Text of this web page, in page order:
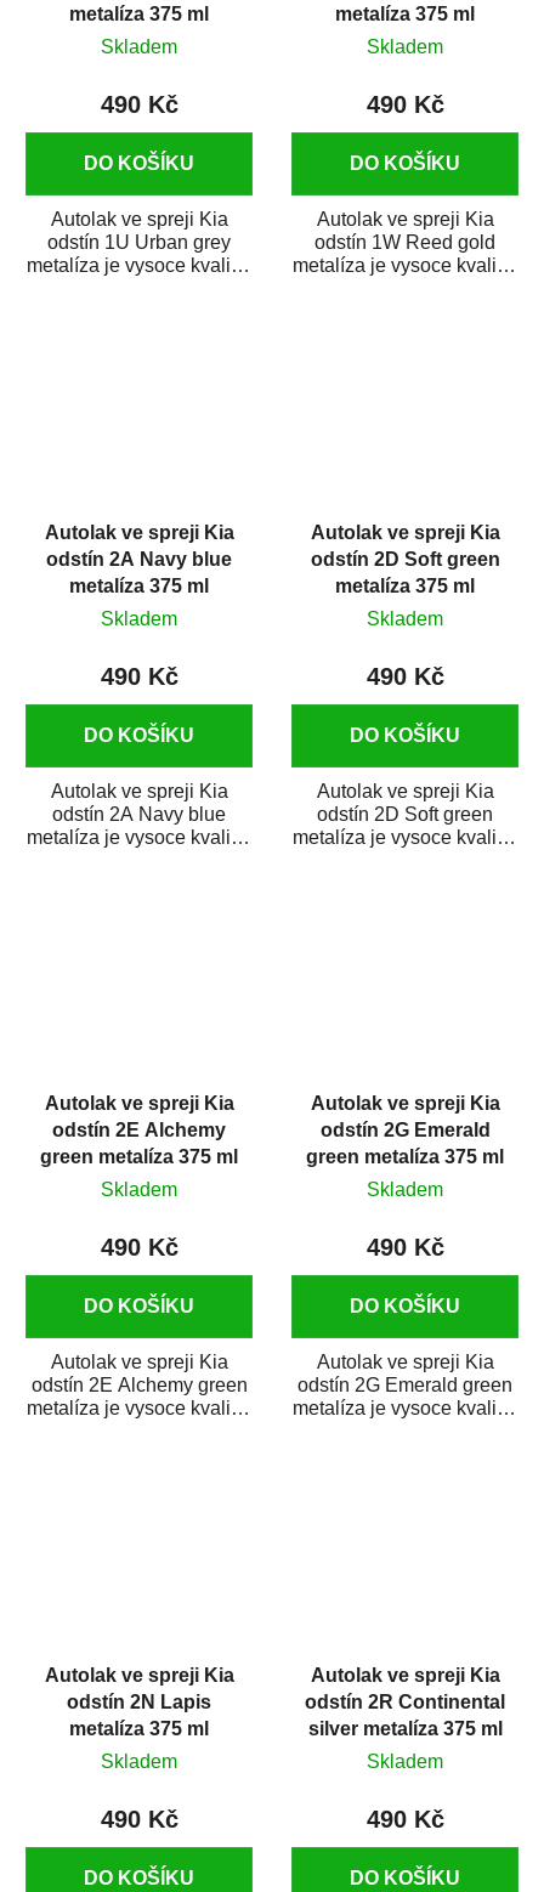
metalíza 375 ml
Skladem
490 Kč
DO KOŠÍKU
Autolak ve spreji Kia
odstín 1U Urban grey
metalíza je vysoce kvalitní
metalíza 375 ml
Skladem
490 Kč
DO KOŠÍKU
Autolak ve spreji Kia
odstín 1W Reed gold
metalíza je vysoce kvalitní
Autolak ve spreji Kia
odstín 2A Navy blue
metalíza 375 ml
Skladem
490 Kč
DO KOŠÍKU
Autolak ve spreji Kia
odstín 2A Navy blue
metalíza je vysoce kvalitní
Autolak ve spreji Kia
odstín 2D Soft green
metalíza 375 ml
Skladem
490 Kč
DO KOŠÍKU
Autolak ve spreji Kia
odstín 2D Soft green
metalíza je vysoce kvalitní
Autolak ve spreji Kia
odstín 2E Alchemy
green metalíza 375 ml
Skladem
490 Kč
DO KOŠÍKU
Autolak ve spreji Kia
odstín 2E Alchemy green
metalíza je vysoce kvalitní
Autolak ve spreji Kia
odstín 2G Emerald
green metalíza 375 ml
Skladem
490 Kč
DO KOŠÍKU
Autolak ve spreji Kia
odstín 2G Emerald green
metalíza je vysoce kvalitní
Autolak ve spreji Kia
odstín 2N Lapis
metalíza 375 ml
Skladem
490 Kč
DO KOŠÍKU
Autolak ve spreji Kia
odstín 2R Continental
silver metalíza 375 ml
Skladem
490 Kč
DO KOŠÍKU